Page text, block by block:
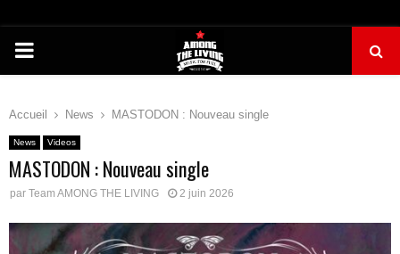
PRIMARY
Accueil News MASTODON : Nouveau single
News Videos
MASTODON : Nouveau single
par Team AMONG THE LIVING 2 juin 2026